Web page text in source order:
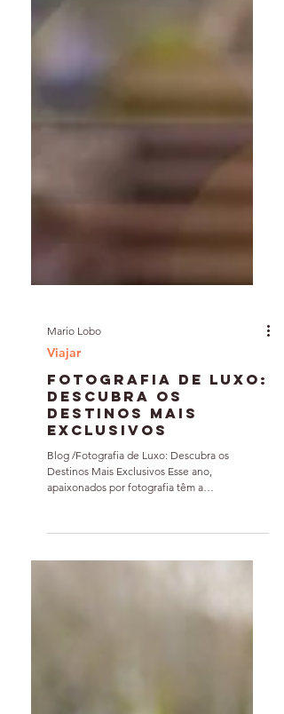
Viajar
Fotografia de Luxo:
Descubra os
Destinos Mais
Exclusivos
Blog /Fotografia de Luxo: Descubra os